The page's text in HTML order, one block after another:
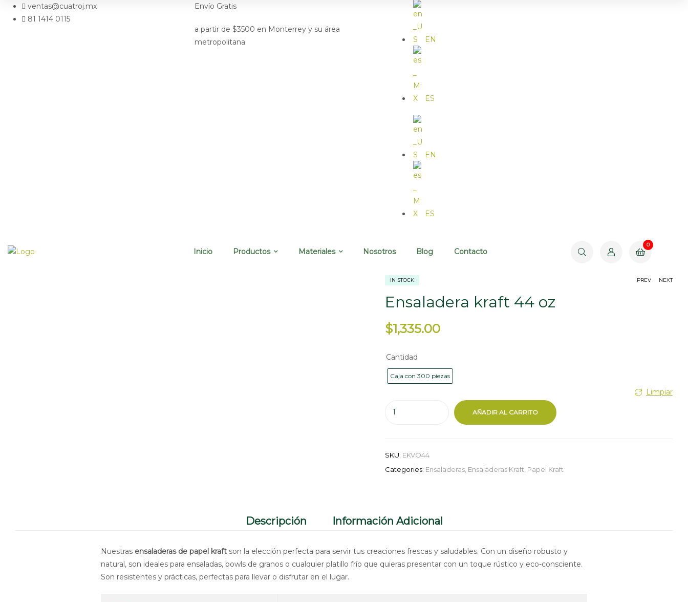
ventas@cuatroj.mx
81 1414 0115
Envío Gratis
a partir de $3500 en Monterrey y su área
metropolitana
EN
ES
EN
ES
Inicio Productos Materiales Nosotros Blog Contacto
0
PREV . NEXT
IN STOCK
Ensaladera kraft 44 oz
$1,335.00
Cantidad
Caja con 300 piezas
Limpiar
AÑADIR AL CARRITO
SKU: EKVO44
Categories: Ensaladeras Ensaladeras Kraft Papel Kraft
Descripción Información Adicional
Nuestras ensaladeras de papel kraft son la elección perfecta para servir tus creaciones frescas y saludables. Con un diseño robusto y
natural, son ideales para ensaladas, bowls de granos o cualquier platillo frío que quieras presentar con un toque rústico y eco-consciente.
Son resistentes y prácticas, perfectas para llevar o disfrutar en el lugar.